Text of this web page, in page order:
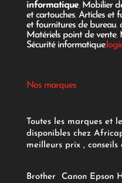
informatique, Mobilier
et cartouches,Articles et
et fournitures de bureau,
Matériels point de vente,
Sécurité informatique
Nos marques
Toutes les marques et
disponibles chez
meilleurs prix , conseils
Brother Canon Epson